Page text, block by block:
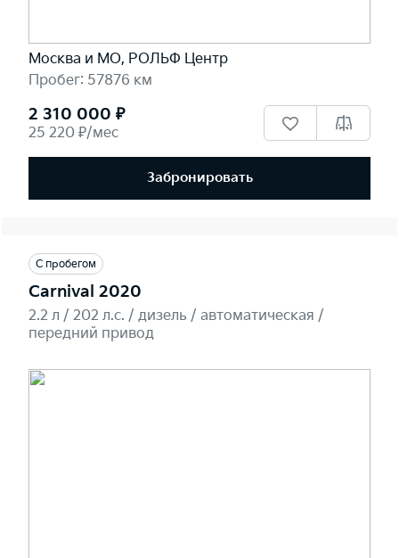
Москва и МО, РОЛЬФ Центр
Пробег: 57876 км
2 310 000 ₽
25 220 ₽/мес
Забронировать
С пробегом
Carnival 2020
2.2 л / 202 л.c. / дизель / автоматическая /
передний привод